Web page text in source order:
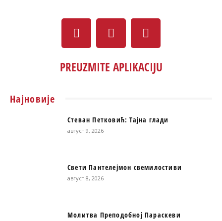
PREUZMITE APLIKACIJU
Најновије
Стеван Петковић: Тајна глади
август 9, 2026
Свети Пантелејмон свемилостиви
август 8, 2026
Молитва Преподобној Параскеви